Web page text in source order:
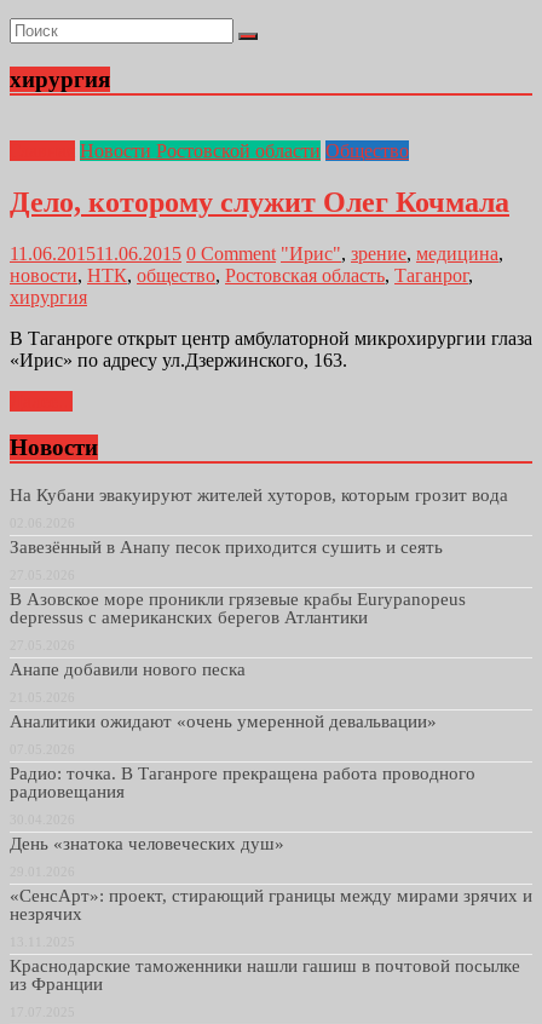
хирургия
Новости Ростовской области Общество
Дело, которому служит Олег Кочмала
11.06.201511.06.2015 0 Comment "Ирис", зрение, медицина,
новости, НТК, общество, Ростовская область, Таганрог,
хирургия
В Таганроге открыт центр амбулаторной микрохирургии глаза
«Ирис» по адресу ул.Дзержинского, 163.
Новости
На Кубани эвакуируют жителей хуторов, которым грозит вода
Завезённый в Анапу песок приходится сушить и сеять
В Азовское море проникли грязевые крабы Eurypanopeus
depressus с американских берегов Атлантики
Анапе добавили нового песка
Аналитики ожидают «очень умеренной девальвации»
Радио: точка. В Таганроге прекращена работа проводного
радиовещания
День «знатока человеческих душ»
«СенсАрт»: проект, стирающий границы между мирами зрячих и
незрячих
Краснодарские таможенники нашли гашиш в почтовой посылке
из Франции